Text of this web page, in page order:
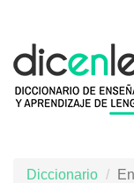
contido
principal
Diccionario